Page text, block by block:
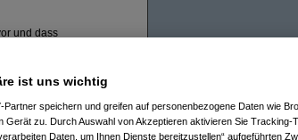
und dass
Abtragung gefordert, die
Die betroffenen
etc. Zufahrt & Zugang
ist uns wichtig
-Partner speichern und greifen auf personenbezogene Daten wie
Gerät zu. Durch Auswahl von Akzeptieren aktivieren Sie Tracking-
Daten, um Ihnen Dienste bereitzustellen“ aufgeführten